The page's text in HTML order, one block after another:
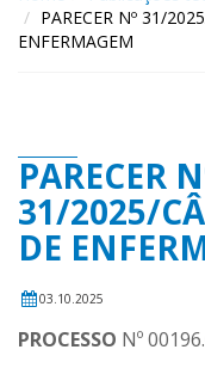
PARECER Nº 31/
ENFERMAGEM
PARECER
31/2025/
DE
03.10.2025
PROCESSO Nº